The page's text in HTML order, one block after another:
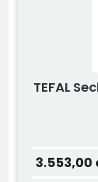
TEFAL
3.553,00